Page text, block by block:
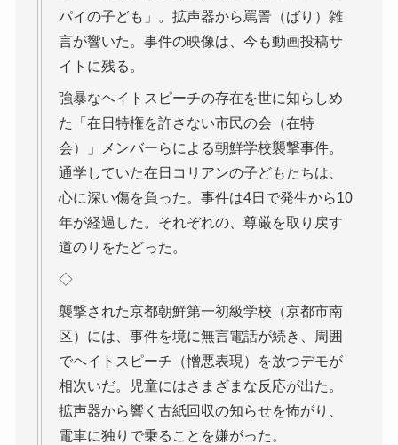
パイの子ども」。拡声器から罵詈（ばり）雑
言が響いた。事件の映像は、今も動画投稿サ
イトに残る。
強暴なヘイトスピーチの存在を世に知らしめ
た「在日特権を許さない市民の会（在特
会）」メンバーらによる朝鮮学校襲撃事件。
通学していた在日コリアンの子どもたちは、
心に深い傷を負った。事件は4日で発生から10
年が経過した。それぞれの、尊厳を取り戻す
道のりをたどった。
◇
襲撃された京都朝鮮第一初級学校（京都市南
区）には、事件を境に無言電話が続き、周囲
でヘイトスピーチ（憎悪表現）を放つデモが
相次いだ。児童にはさまざまな反応が出た。
拡声器から響く古紙回収の知らせを怖がり、
電車に独りで乗ることを嫌がった。